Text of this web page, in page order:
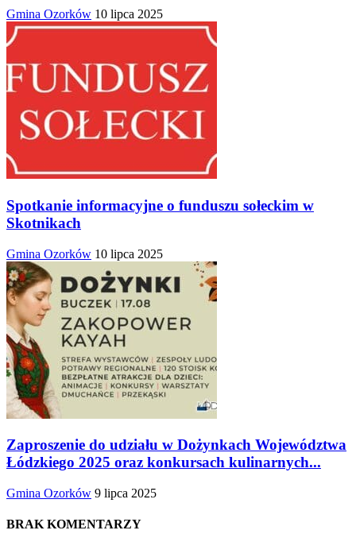
Gmina Ozorków 10 lipca 2025
Spotkanie informacyjne o funduszu sołeckim w
Skotnikach
Gmina Ozorków 10 lipca 2025
Zaproszenie do udziału w Dożynkach Województwa
Łódzkiego 2025 oraz konkursach kulinarnych...
Gmina Ozorków 9 lipca 2025
BRAK KOMENTARZY